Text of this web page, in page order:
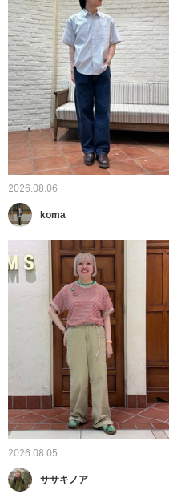
2026.08.06
koma
2026.08.05
ササキノア